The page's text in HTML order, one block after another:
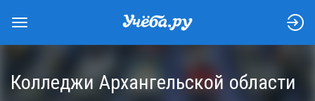
Колледжи Архангельской области